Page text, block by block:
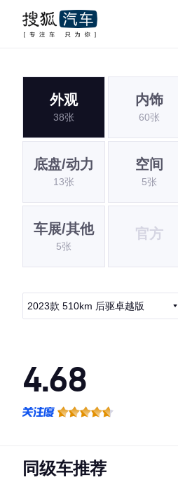
外观
38张
内饰
60张
底盘/动力
13张
空间
5张
车展/其他
5张
官方
2023款 510km 后驱卓越版
4.68
·空间表现较为优秀，优于66%同级车
同级车推荐